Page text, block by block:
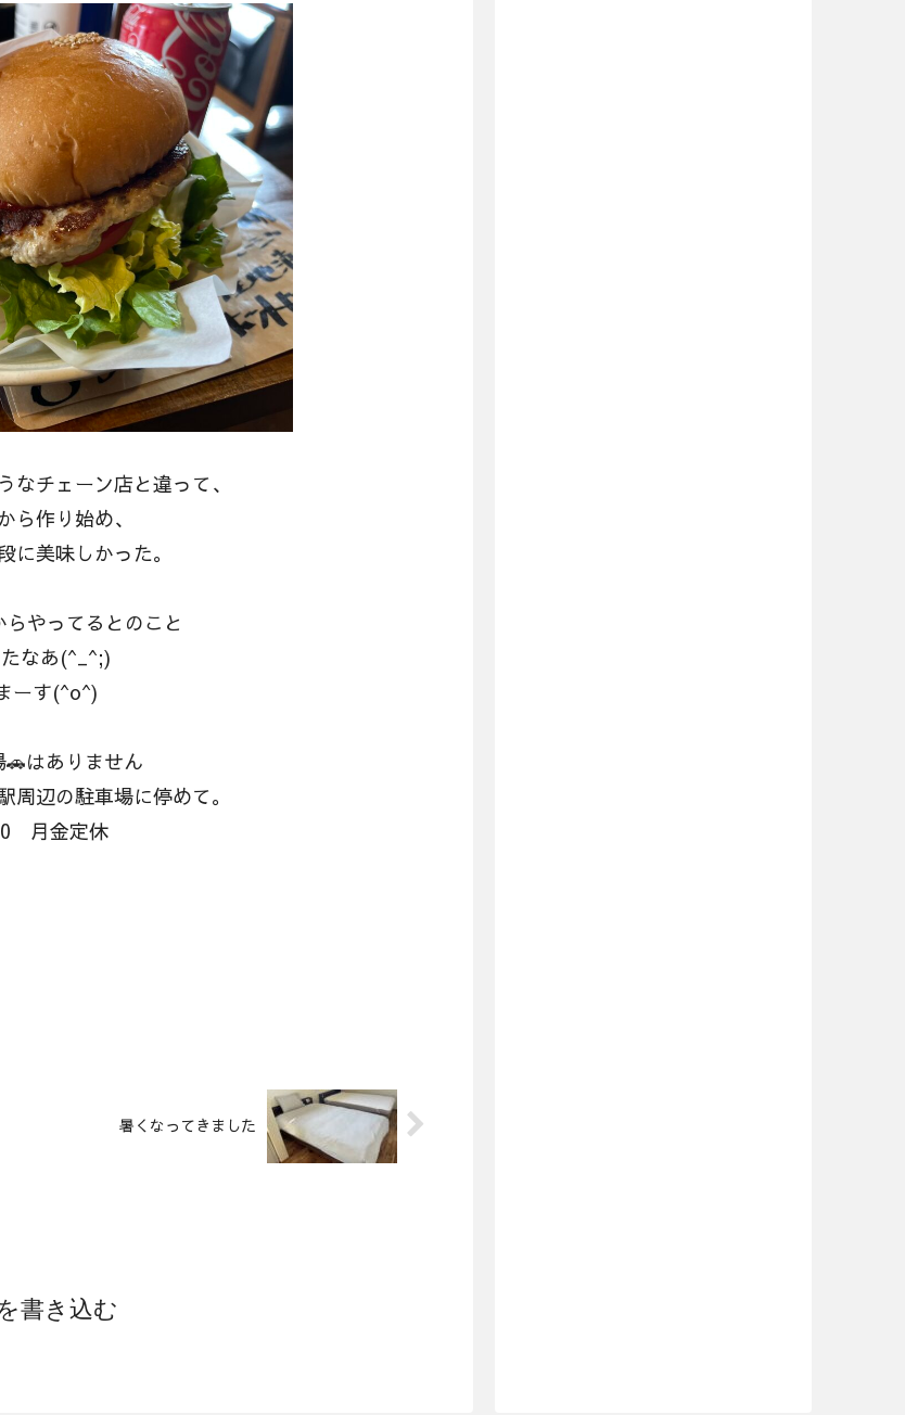
なチェーン店と違って、
ら作り始め、
に美味しかった。
やってるとのこと
なあ(^_^;)
ーす(^o^)
はありません
周辺の駐車場に停めて。
月金定休
暑くなってきました
書き込む